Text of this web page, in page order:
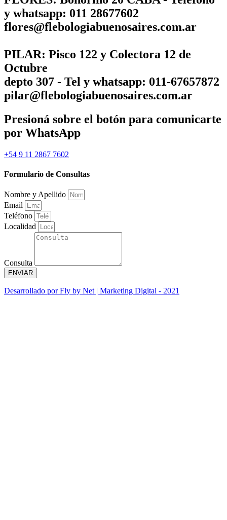
y whatsapp: 011 28677602
flores@flebologiabuenosaires.com.ar
PILAR: Pisco 122 y Colectora 12 de
Octubre
depto 307 - Tel y whatsapp: 011-67657872
pilar@flebologiabuenosaires.com.ar
Presioná sobre el botón para comunicarte
por WhatsApp
+54 9 11 2867 7602
Formulario de Consultas
Nombre y Apellido
Email
Teléfono
Localidad
Consulta
ENVIAR
Desarrollado por Fly by Net | Marketing Digital - 2021